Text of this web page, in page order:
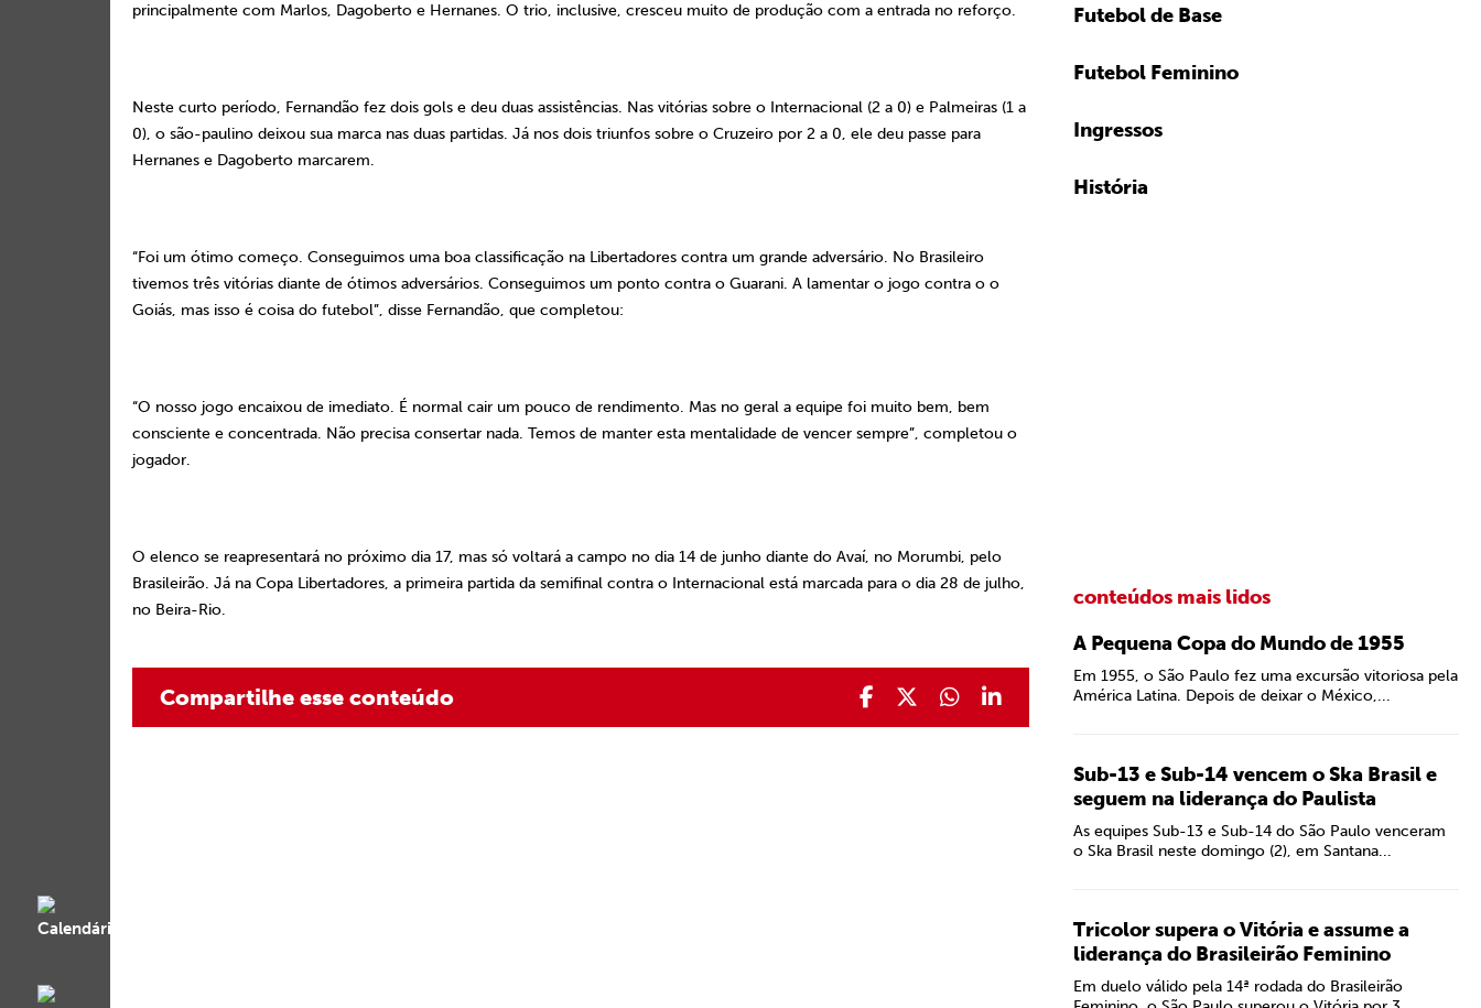
principalmente com Marlos, Dagoberto e Hernanes. O trio, inclusive, cresceu muito de produção com a entrada no reforço.
Neste curto período, Fernandão fez dois gols e deu duas assistências. Nas vitórias sobre o Internacional (2 a 0) e Palmeiras (1 a
0), o são-paulino deixou sua marca nas duas partidas. Já nos dois triunfos sobre o Cruzeiro por 2 a 0, ele deu passe para
Hernanes e Dagoberto marcarem.
“Foi um ótimo começo. Conseguimos uma boa classificação na Libertadores contra um grande adversário. No Brasileiro
tivemos três vitórias diante de ótimos adversários. Conseguimos um ponto contra o Guarani. A lamentar o jogo contra o o
Goiás, mas isso é coisa do futebol”, disse Fernandão, que completou:
“O nosso jogo encaixou de imediato. É normal cair um pouco de rendimento. Mas no geral a equipe foi muito bem, bem
consciente e concentrada. Não precisa consertar nada. Temos de manter esta mentalidade de vencer sempre”, completou o
jogador.
O elenco se reapresentará no próximo dia 17, mas só voltará a campo no dia 14 de junho diante do Avaí, no Morumbi, pelo
Brasileirão. Já na Copa Libertadores, a primeira partida da semifinal contra o Internacional está marcada para o dia 28 de julho,
no Beira-Rio.
Compartilhe esse conteúdo
Futebol de Base
Futebol Feminino
Ingressos
História
conteúdos mais lidos
A Pequena Copa do Mundo de 1955
Em 1955, o São Paulo fez uma excursão vitoriosa pela
América Latina. Depois de deixar o México,...
Sub-13 e Sub-14 vencem o Ska Brasil e
seguem na liderança do Paulista
As equipes Sub-13 e Sub-14 do São Paulo venceram
o Ska Brasil neste domingo (2), em Santana...
Tricolor supera o Vitória e assume a
liderança do Brasileirão Feminino
Em duelo válido pela 14ª rodada do Brasileirão